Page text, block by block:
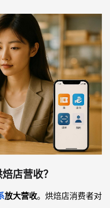
店营收？
放大营收。烘焙店消费者对